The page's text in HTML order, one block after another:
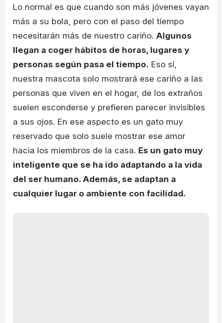
Lo normal es que cuando son más jóvenes vayan
más a su bola, pero con el paso del tiempo
necesitarán más de nuestro cariño. Algunos
llegan a coger hábitos de horas, lugares y
personas según pasa el tiempo. Eso sí,
nuestra mascota solo mostrará ese cariño a las
personas que viven en el hogar, de los extraños
suelen esconderse y prefieren parecer invisibles
a sus ojos. En ese aspecto es un gato muy
reservado que solo suele mostrar ese amor
hacia los miembros de la casa. Es un gato muy
inteligente que se ha ido adaptando a la vida
del ser humano. Además, se adaptan a
cualquier lugar o ambiente con facilidad.